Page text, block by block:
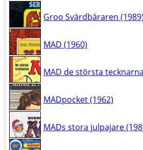
Groo Svärdbäraren (1989)
MAD (1960)
MAD de största
MADpocket (1962)
MADs stora julpajare